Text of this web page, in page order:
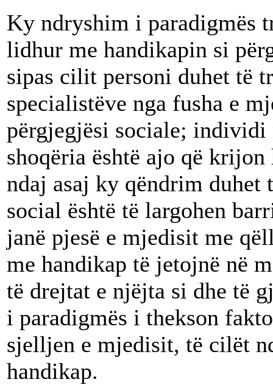
Ky ndryshim i paradigmës
lidhur me handikapin si
sipas cilit personi duhet të
specialistëve nga fusha e
përgjegjësi sociale; individi
shoqëria është ajo që
ndaj asaj ky qëndrim
social është të largohen
janë pjesë e mjedisit me
me handikap të jetojnë në
të drejtat e njëjta si dhe të
i paradigmës i thekson
sjelljen e mjedisit, të cilët
handikap.